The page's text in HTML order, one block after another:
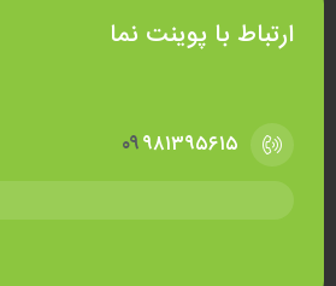
ارتباط با پوینت نما
۰۹۹۸۱۳۹۵۶۱۵